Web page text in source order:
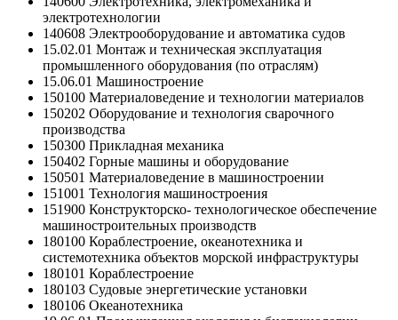
электротехнологии
140608 Электрооборудование и автоматика судов
15.02.01 Монтаж и техническая эксплуатация
промышленного оборудования (по отраслям)
15.06.01 Машиностроение
150100 Материаловедение и технологии материалов
150202 Оборудование и технология сварочного
производства
150300 Прикладная механика
150402 Горные машины и оборудование
150501 Материаловедение в машиностроении
151001 Технология машиностроения
151900 Конструкторско- технологическое обеспечение
машиностроительных производств
180100 Кораблестроение, океанотехника и
системотехника объектов морской инфраструктуры
180101 Кораблестроение
180103 Судовые энергетические установки
180106 Океанотехника